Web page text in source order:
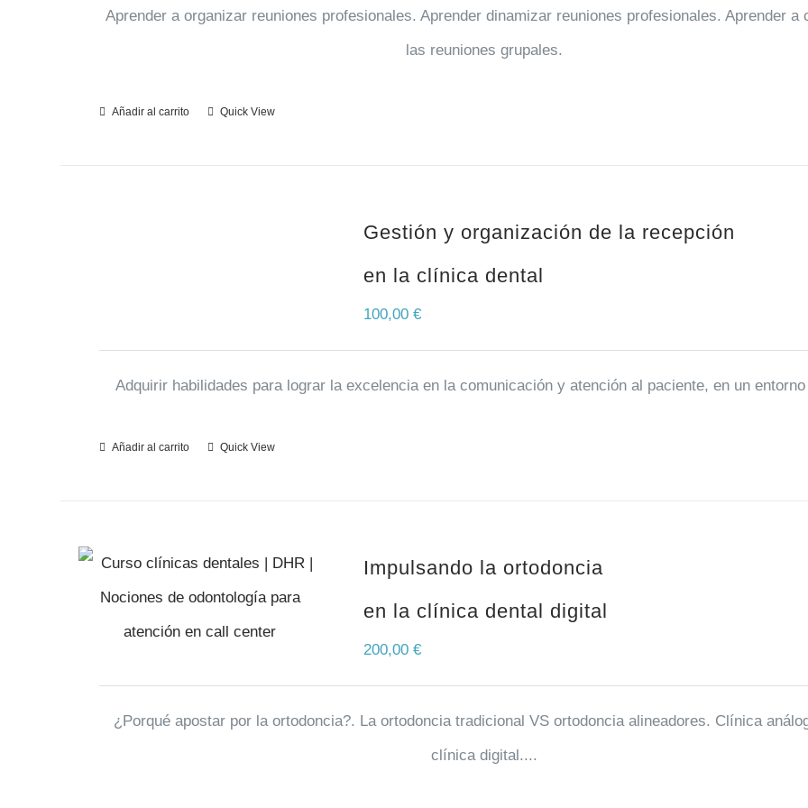
Aprender a organizar reuniones profesionales. Aprender dinamizar reuniones profesionales. Aprender a
las reuniones grupales.
Añadir al carrito Quick View
Gestión y organización de la recepción
en la clínica dental
100,00 €
Adquirir habilidades para lograr la excelencia en la comunicación y atención al paciente, en un entorno
Añadir al carrito Quick View
Impulsando la ortodoncia
en la clínica dental digital
200,00 €
¿Porqué apostar por la ortodoncia?. La ortodoncia tradicional VS ortodoncia alineadores. Clínica
clínica digital....